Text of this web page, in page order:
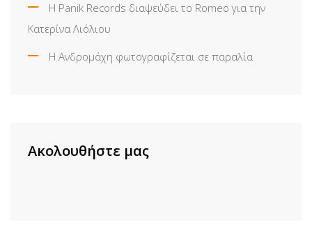
Η Panik Records διαψεύδει το Romeo για την
Κατερίνα Λιόλιου
Η Ανδρομάχη φωτογραφίζεται σε παραλία
Ακολουθήστε μας